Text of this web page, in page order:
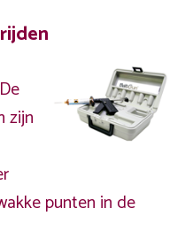
zijn
punten in de